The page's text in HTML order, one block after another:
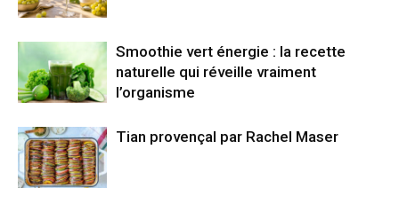
Smoothie vert énergie : la recette
naturelle qui réveille vraiment
l’organisme
Tian provençal par Rachel Maser